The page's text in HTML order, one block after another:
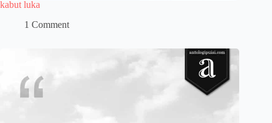
kabut luka
1 Comment